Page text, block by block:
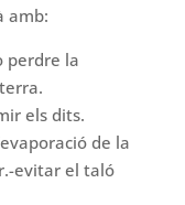
amb:
perdre la
els dits.
de la
evitar el taló